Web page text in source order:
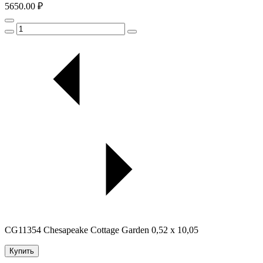
5650.00 ₽
CG11354 Chesapeake Cottage Garden 0,52 x 10,05
Купить